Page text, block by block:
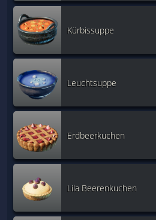
Kürbissuppe
Leuchtsuppe
Erdbeerkuchen
Lila Beerenkuchen